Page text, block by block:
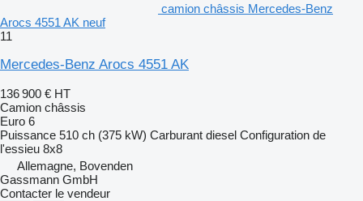
camion châssis Mercedes-Benz
Arocs 4551 AK neuf
11
Mercedes-Benz Arocs 4551 AK
136 900 € HT
Camion châssis
Euro 6
Puissance 510 ch (375 kW) Carburant diesel Configuration de
l'essieu 8x8
Allemagne, Bovenden
Gassmann GmbH
Contacter le vendeur